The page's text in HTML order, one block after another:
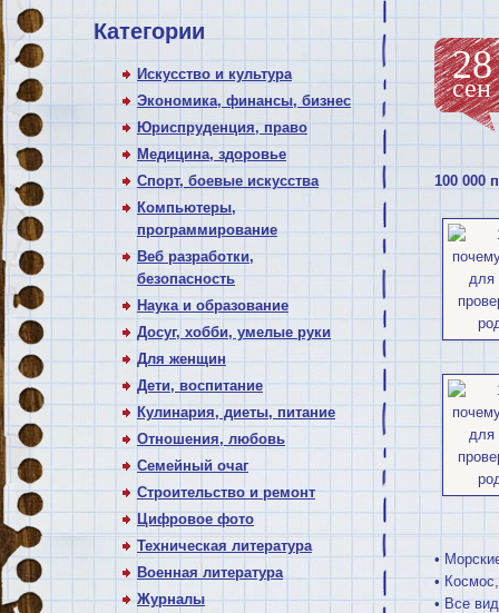
Категории
Искусство и культура
Экономика, финансы, бизнес
Юриспруденция, право
Медицина, здоровье
Спорт, боевые искусства
Компьютеры,
программирование
Веб разработки,
безопасность
Наука и образование
Досуг, хобби, умелые руки
Для женщин
Дети, воспитание
Кулинария, диеты, питание
Отношения, любовь
Семейный очаг
Строительство и ремонт
Цифровое фото
Техническая литература
Военная литература
Журналы
28
сен
100 000
•
•
• Все